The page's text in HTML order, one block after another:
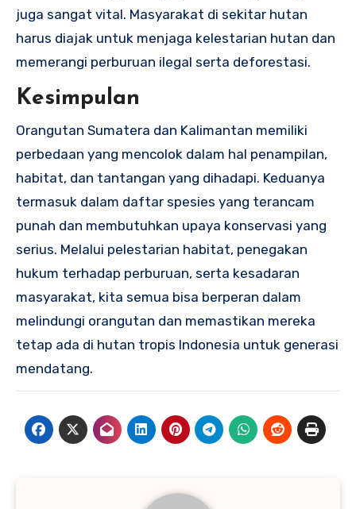
juga sangat vital. Masyarakat di sekitar hutan
harus diajak untuk menjaga kelestarian hutan dan
memerangi perburuan ilegal serta deforestasi.
Kesimpulan
Orangutan Sumatera dan Kalimantan memiliki
perbedaan yang mencolok dalam hal penampilan,
habitat, dan tantangan yang dihadapi. Keduanya
termasuk dalam daftar spesies yang terancam
punah dan membutuhkan upaya konservasi yang
serius. Melalui pelestarian habitat, penegakan
hukum terhadap perburuan, serta kesadaran
masyarakat, kita semua bisa berperan dalam
melindungi orangutan dan memastikan mereka
tetap ada di hutan tropis Indonesia untuk generasi
mendatang.